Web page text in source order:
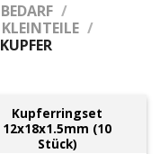
/
/
KUPFER
Kupferringset
12x18x1.5mm (10
Stück)